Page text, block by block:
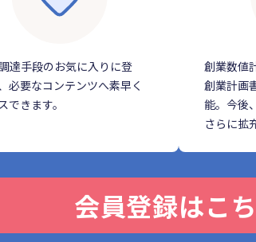
達手段のお気に入りに登
必要なコンテンツへ素早く
できます。
創業数値
創業計画
能。今後
さらに拡
会員登録はこ